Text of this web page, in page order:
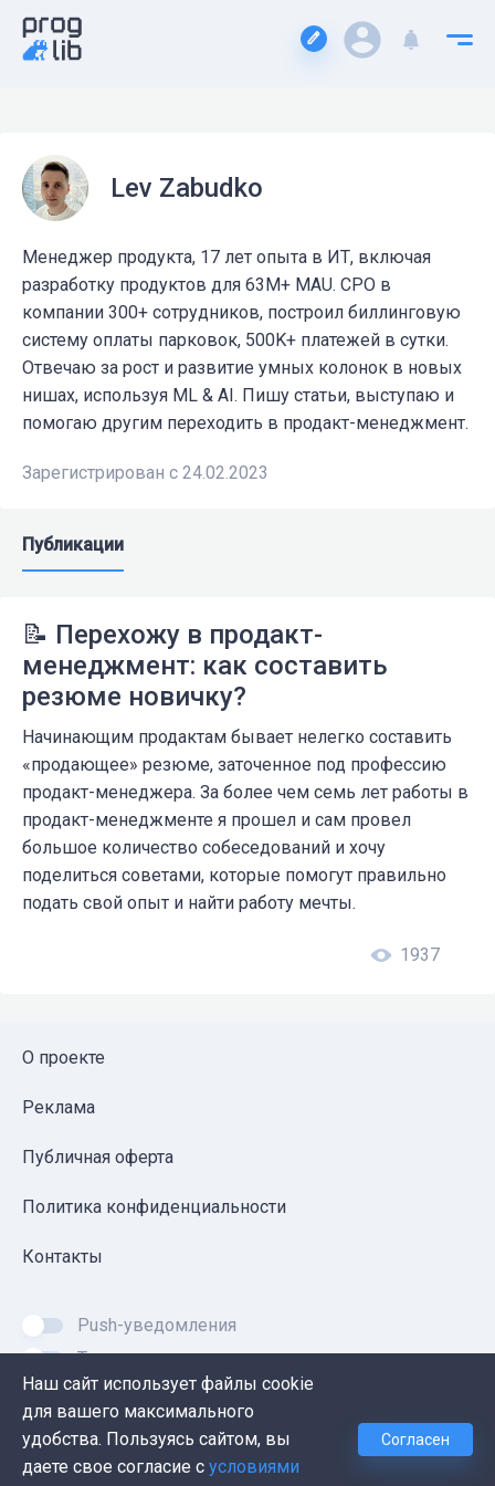
Lev Zabudko
Менеджер продукта, 17 лет опыта в ИТ, включая
разработку продуктов для 63M+ MAU. CPO в
компании 300+ сотрудников, построил биллинговую
систему оплаты парковок, 500K+ платежей в сутки.
Отвечаю за рост и развитие умных колонок в новых
нишах, используя ML & AI. Пишу статьи, выступаю и
помогаю другим переходить в продакт-менеджмент.
Зарегистрирован с 24.02.2023
Публикации
📝 Перехожу в продакт-
менеджмент: как составить
резюме новичку?
Начинающим продактам бывает нелегко составить
«продающее» резюме, заточенное под профессию
продакт-менеджера. За более чем семь лет работы в
продакт-менеджменте я прошел и сам провел
большое количество собеседований и хочу
поделиться советами, которые помогут правильно
подать свой опыт и найти работу мечты.
1937
О проекте
Реклама
Публичная оферта
Политика конфиденциальности
Контакты
Push-уведомления
Темная тема
© 2026, Proglib. При копировании материала ссылка
Наш сайт использует файлы cookie
для вашего максимального
удобства. Пользуясь сайтом, вы
даете свое согласие с условиями
Согласен